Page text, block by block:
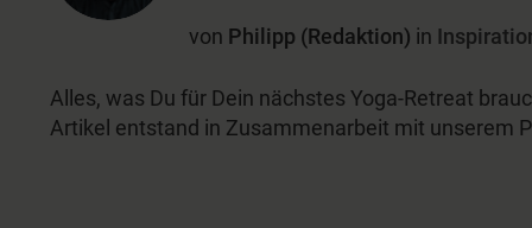
von Philipp (Redaktion) in
Alles, was Du für Dein nächstes Yoga-Retreat
Artikel entstand in Zusammenarbeit mit unserem